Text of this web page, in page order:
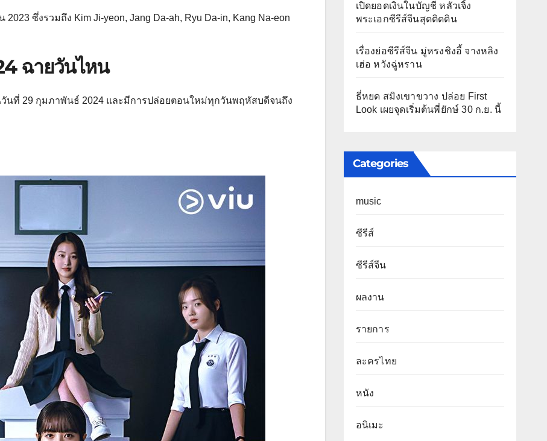
ซึ่งรวมถึง Kim Ji-yeon, Jang Da-ah, Ryu Da-in, Kang Na-eon
ฉายวันไหน
นวันที่ 29 กุมภาพันธ์ 2024 และมีการปล่อยตอนใหม่ทุกวันพฤหัสบดีจนถึง
เปิดยอดเงินในบัญชี หลัวเจิ้ง
พระเอกซีรีส์จีนสุดติดดิน
เรื่องย่อซีรีส์จีน มู่หรงชิงอี้ จางหลิง
เฮ่อ หวังฉู่หราน
ธี่หยด สมิงเขาขวาง ปล่อย First
Look เผยจุดเริ่มต้นพี่ยักษ์ 30 ก.ย. นี้
Categories
music
ซีรีส์
ซีรีส์จีน
ผลงาน
รายการ
ละครไทย
หนัง
อนิเมะ